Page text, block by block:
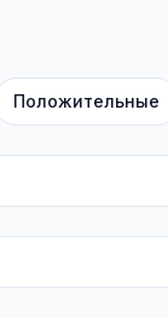
Положительные